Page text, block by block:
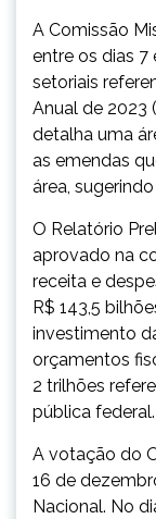
A Comissão
entre os dias 7
setoriais
Anual de 2023
detalha uma
as emendas
área,
O Relatório
aprovado na
receita e
R$ 143,5
investimento
orçamentos
2 trilhões
pública federal.
A votação do
16 de
Nacional. No